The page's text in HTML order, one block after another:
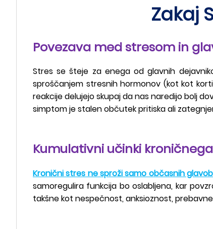
Zakaj
Povezava med stresom in
Stres se šteje za enega od glavnih
sproščanjem stresnih hormonov (kot kot
reakcije delujejo skupaj da nas naredijo bolj
simptom je stalen občutek pritiska ali
Kumulativni učinki
Kronični stres ne sproži samo občasnih
samoregulira funkcija bo oslabljena, kar
takšne kot nespečnost, anksioznost,